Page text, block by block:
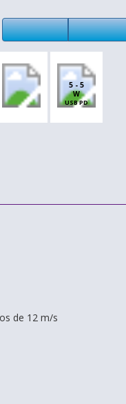
5 - 5
W
USB PD
de 12 m/s